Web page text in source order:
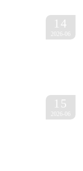
14
2026-06
15
2026-06